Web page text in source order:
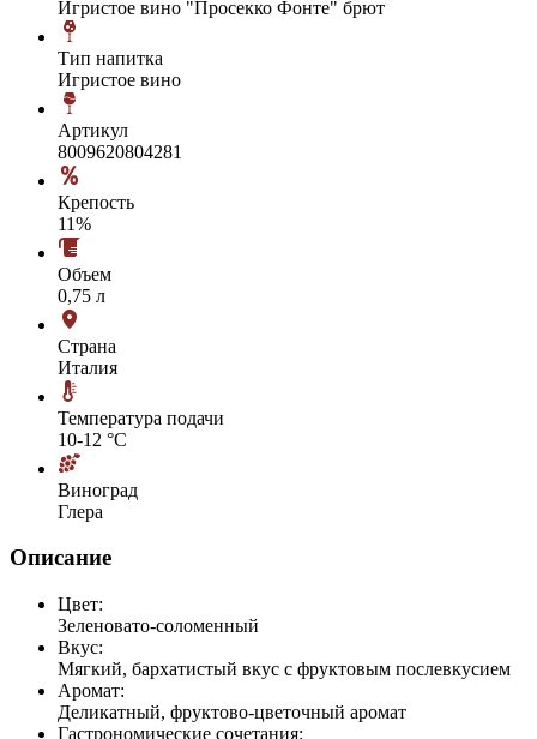
Игристое вино "Просекко Фонте" брют
Тип напитка
Игристое вино
Артикул
8009620804281
Крепость
11%
Объем
0,75 л
Страна
Италия
Температура подачи
10-12 °С
Виноград
Глера
Описание
Цвет:
Зеленовато-соломенный
Вкус:
Мягкий, бархатистый вкус с фруктовым послевкусием
Аромат:
Деликатный, фруктово-цветочный аромат
Гастрономические сочетания: